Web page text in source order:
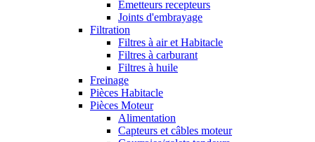
Emetteurs recepteurs
Joints d'embrayage
Filtration
Filtres à air et Habitacle
Filtres à carburant
Filtres à huile
Freinage
Pièces Habitacle
Pièces Moteur
Alimentation
Capteurs et câbles moteur